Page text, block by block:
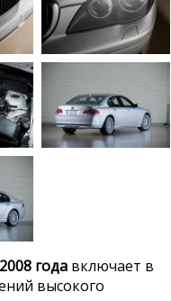
года включает в
высокого